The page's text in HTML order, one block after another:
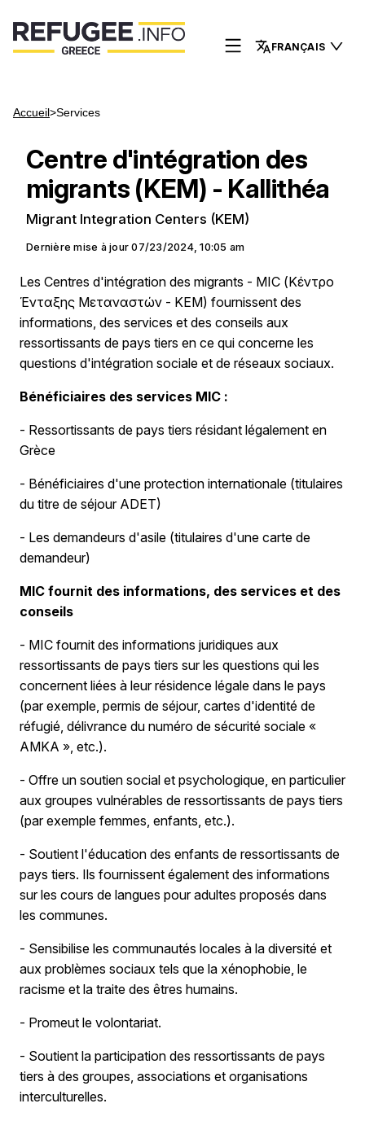
FRANÇAIS
Accueil>Services
Centre d'intégration des
migrants (KEM) - Kallithéa
Migrant Integration Centers (KEM)
Dernière mise à jour 07/23/2024, 10:05 am
Les Centres d'intégration des migrants - MIC (Κέντρο
Ένταξης Μεταναστών - ΚΕΜ) fournissent des
informations, des services et des conseils aux
ressortissants de pays tiers en ce qui concerne les
questions d'intégration sociale et de réseaux sociaux.
Bénéficiaires des services MIC :
- Ressortissants de pays tiers résidant légalement en
Grèce
- Bénéficiaires d'une protection internationale (titulaires
du titre de séjour ADET)
- Les demandeurs d'asile (titulaires d'une carte de
demandeur)
MIC fournit des informations, des services et des
conseils
- MIC fournit des informations juridiques aux
ressortissants de pays tiers sur les questions qui les
concernent liées à leur résidence légale dans le pays
(par exemple, permis de séjour, cartes d'identité de
réfugié, délivrance du numéro de sécurité sociale «
AMKA », etc.).
- Offre un soutien social et psychologique, en particulier
aux groupes vulnérables de ressortissants de pays tiers
(par exemple femmes, enfants, etc.).
- Soutient l'éducation des enfants de ressortissants de
pays tiers. Ils fournissent également des informations
sur les cours de langues pour adultes proposés dans
les communes.
- Sensibilise les communautés locales à la diversité et
aux problèmes sociaux tels que la xénophobie, le
racisme et la traite des êtres humains.
- Promeut le volontariat.
- Soutient la participation des ressortissants de pays
tiers à des groupes, associations et organisations
interculturelles.